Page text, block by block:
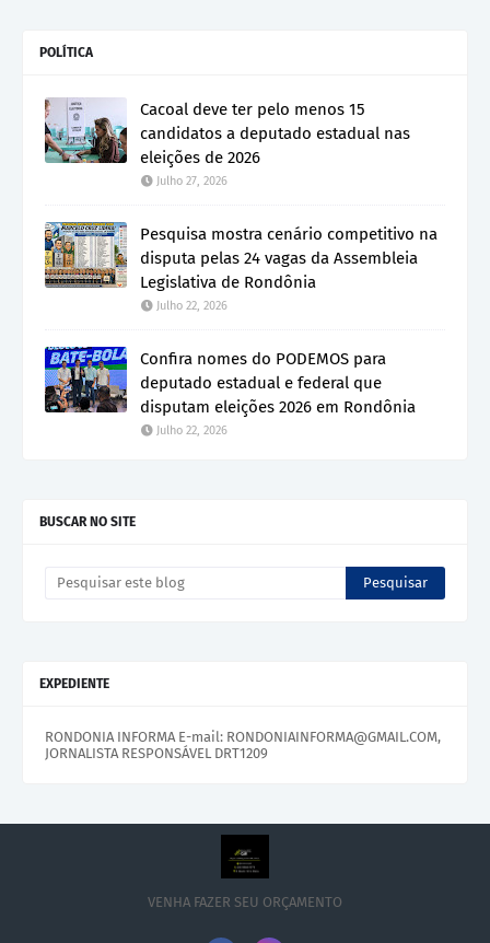
POLÍTICA
Cacoal deve ter pelo menos 15
candidatos a deputado estadual nas
eleições de 2026
Julho 27, 2026
Pesquisa mostra cenário competitivo na
disputa pelas 24 vagas da Assembleia
Legislativa de Rondônia
Julho 22, 2026
Confira nomes do PODEMOS para
deputado estadual e federal que
disputam eleições 2026 em Rondônia
Julho 22, 2026
BUSCAR NO SITE
EXPEDIENTE
RONDONIA INFORMA E-mail: RONDONIAINFORMA@GMAIL.COM,
JORNALISTA RESPONSÁVEL DRT1209
VENHA FAZER SEU ORÇAMENTO